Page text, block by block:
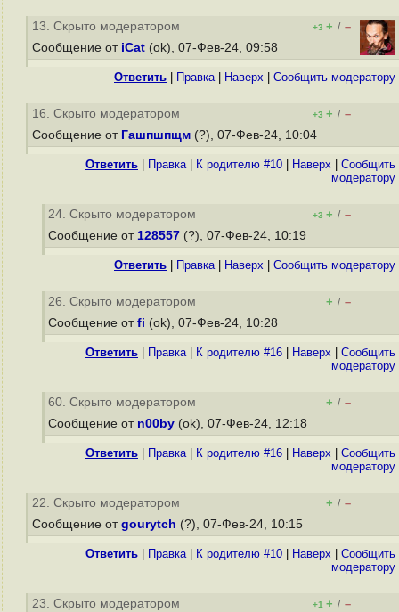
13. Скрыто модератором +3 + / –
Сообщение от iCat (ok), 07-Фев-24, 09:58
Ответить Правка| Наверх Cообщить модератору
16. Скрыто модератором +3 + / –
Сообщение от Гашпшпщм (?), 07-Фев-24, 10:04
Ответить Правка| К родителю #10 Наверх
Cообщить
модератору
24. Скрыто модератором +3 + / –
Сообщение от 128557 (?), 07-Фев-24, 10:19
Ответить Правка| Наверх Cообщить модератору
26. Скрыто модератором + / –
Сообщение от fi (ok), 07-Фев-24, 10:28
Ответить Правка| К родителю #16 Наверх
Cообщить
модератору
60. Скрыто модератором + / –
Сообщение от n00by (ok), 07-Фев-24, 12:18
Ответить Правка| К родителю #16 Наверх
Cообщить
модератору
22. Скрыто модератором + / –
Сообщение от gourytch (?), 07-Фев-24, 10:15
Ответить Правка| К родителю #10 Наверх
Cообщить
модератору
23. Скрыто модератором +1 + / –